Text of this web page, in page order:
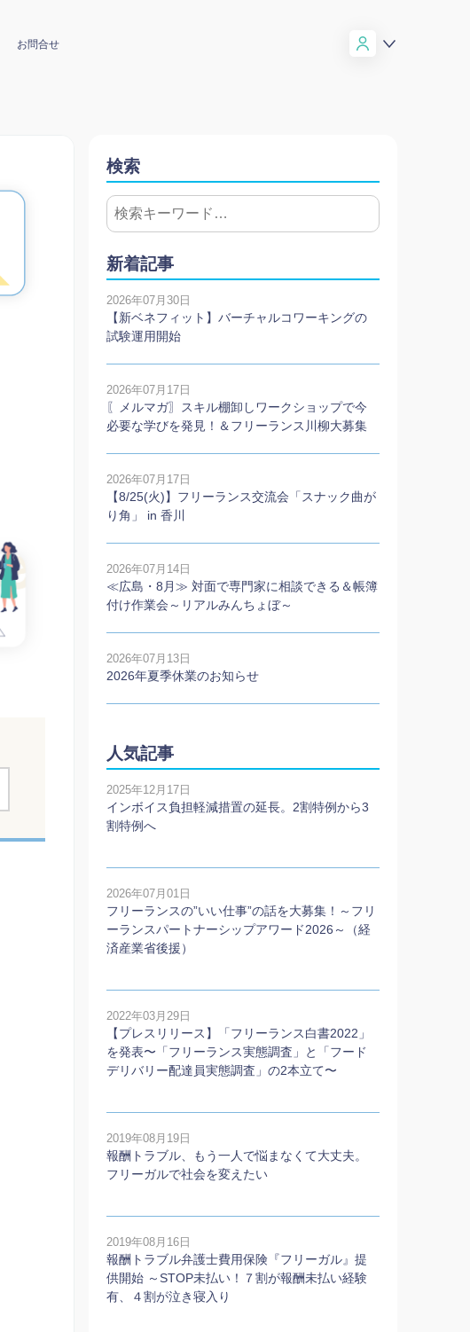
お問合せ
検索
新着記事
2026年07月30日
【新ベネフィット】バーチャルコワーキングの
試験運用開始
2026年07月17日
〖メルマガ〗スキル棚卸しワークショップで今
必要な学びを発見！＆フリーランス川柳大募集
2026年07月17日
【8/25(火)】フリーランス交流会「スナック曲が
り角」 in 香川
2026年07月14日
≪広島・8月≫ 対面で専門家に相談できる＆帳簿
付け作業会～リアルみんちょぼ～
2026年07月13日
2026年夏季休業のお知らせ
人気記事
2025年12月17日
インボイス負担軽減措置の延長。2割特例から3
割特例へ
2026年07月01日
フリーランスの”いい仕事”の話を大募集！～フリ
ーランスパートナーシップアワード2026～（経
済産業省後援）
2022年03月29日
【プレスリリース】「フリーランス白書2022」
を発表〜「フリーランス実態調査」と「フード
デリバリー配達員実態調査」の2本⽴て〜
2019年08月19日
報酬トラブル、もう一人で悩まなくて大丈夫。
フリーガルで社会を変えたい
2019年08月16日
報酬トラブル弁護士費用保険『フリーガル』提
供開始 ～STOP未払い！７割が報酬未払い経験
有、４割が泣き寝入り